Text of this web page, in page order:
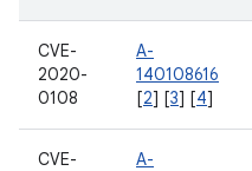
CVE-
2020-
0108
A-
140108616
[2] [3] [4]
CVE-
A-